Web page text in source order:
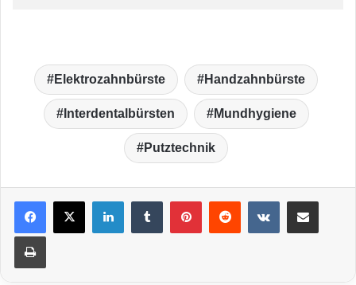
Elektrozahnbürste Handzahnbürste
Interdentalbürsten Mundhygiene
Putztechnik
LinkedIn VKontakte
Drucken